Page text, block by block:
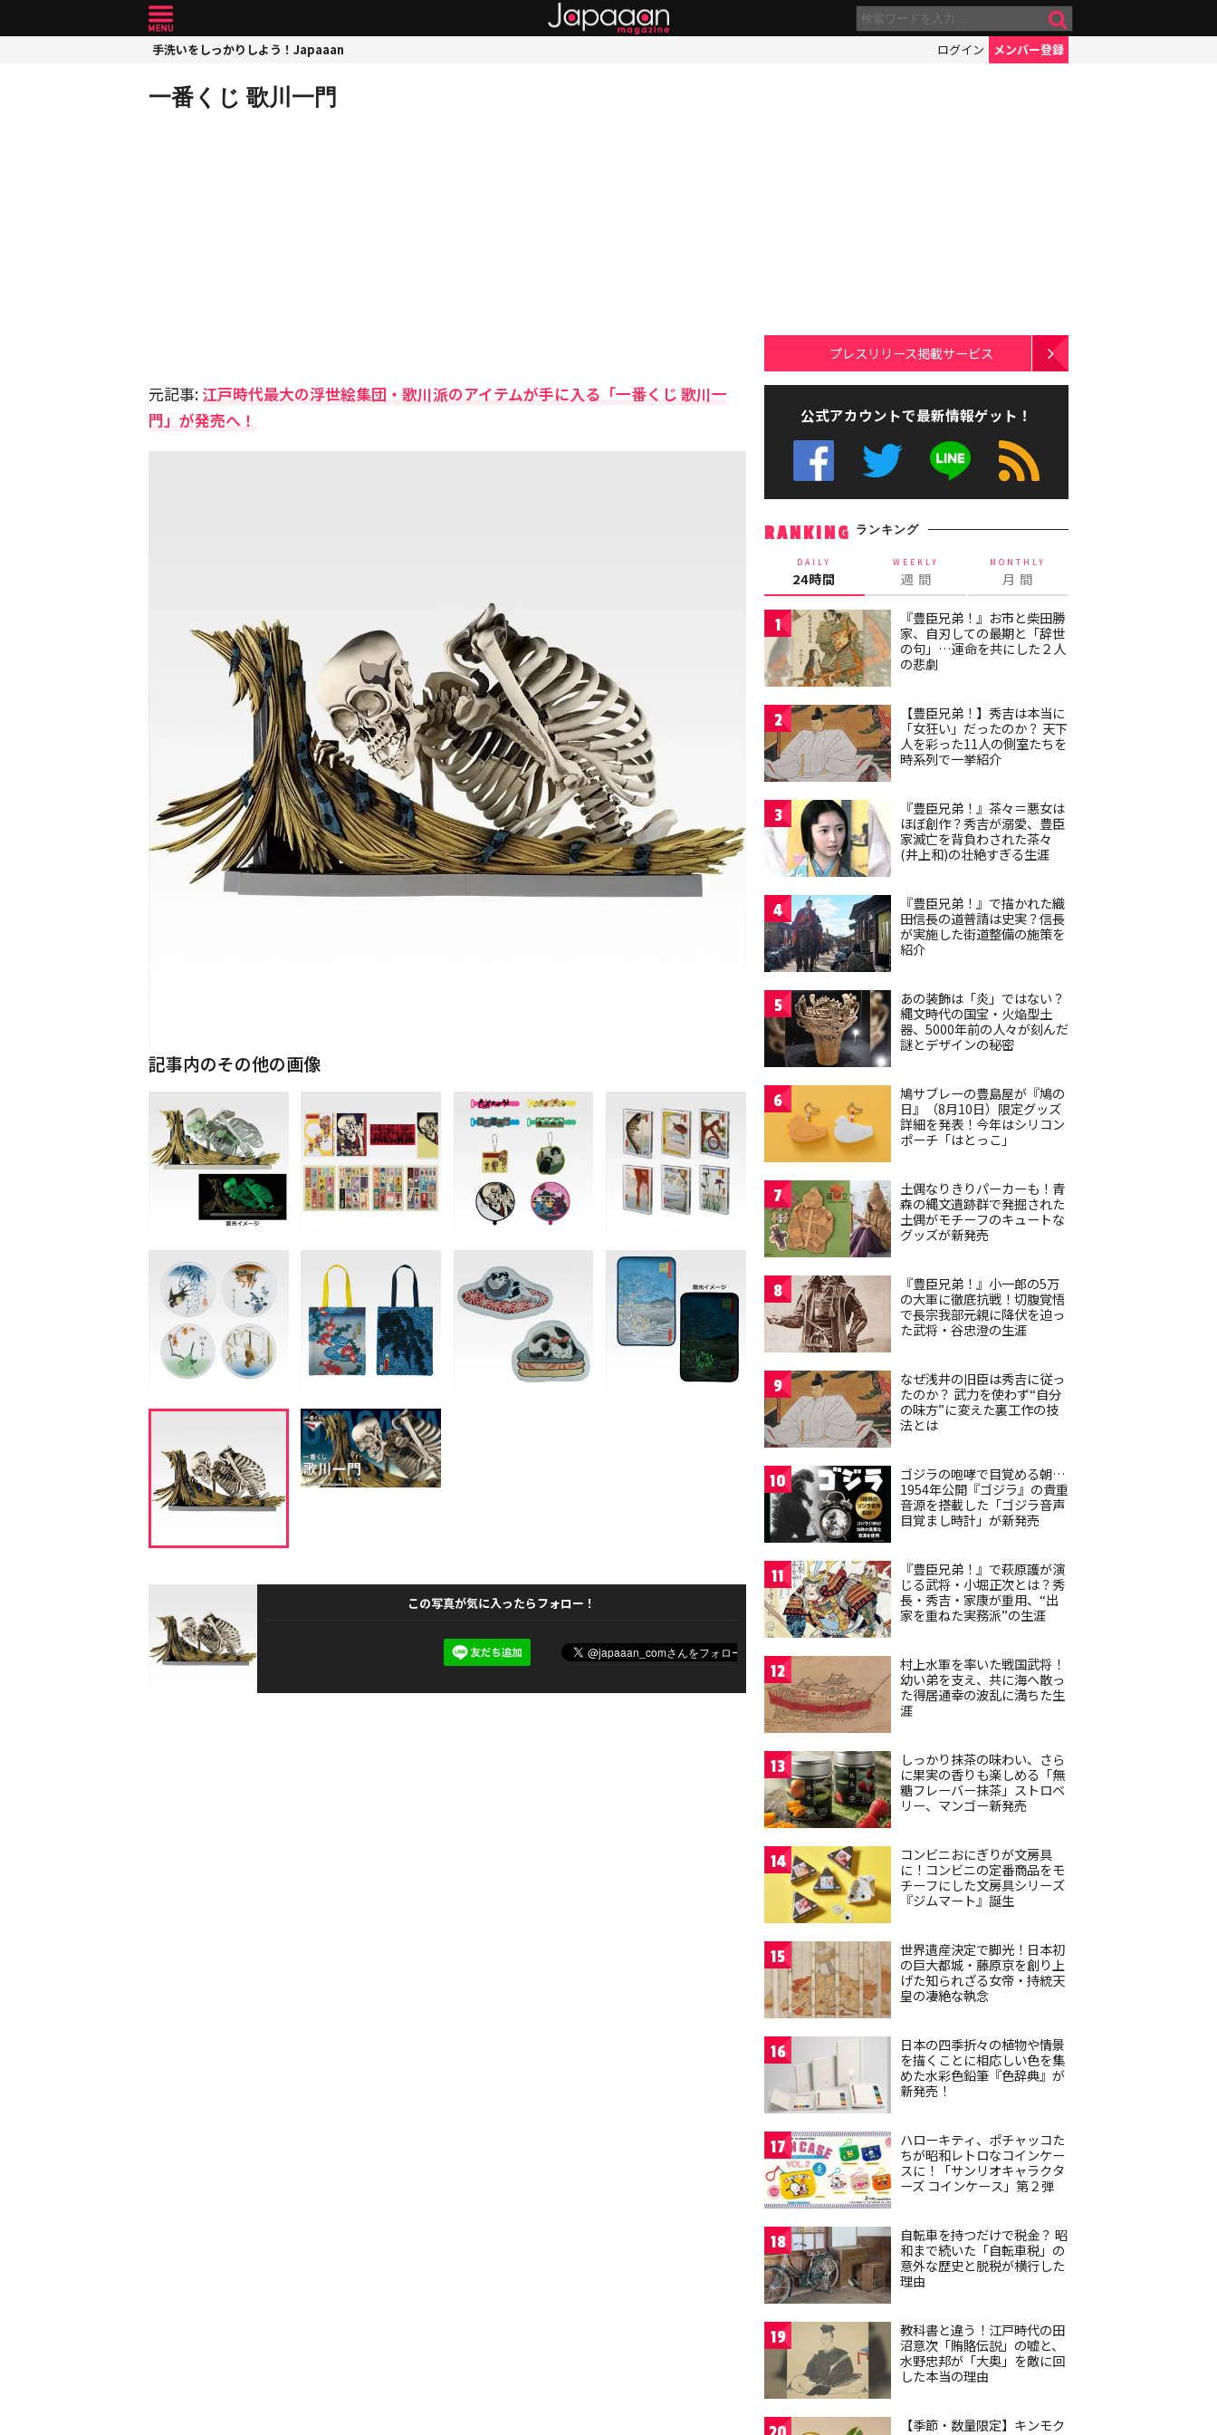
手洗いをしっかりしよう！Japaaan ログイン メンバー登録
一番くじ 歌川一門
元記事: 江戸時代最大の浮世絵集団・歌川派のアイテムが手に入る「一番くじ 歌川一
門」が発売へ！
記事内のその他の画像
この写真が気に入ったらフォロー！
プレスリリース掲載サービス
公式アカウントで最新情報ゲット！
RANKING ランキング
DAILY
24時間
WEEKLY
週 間
MONTHLY
月 間
1
『豊臣兄弟！』お市と柴田勝
家、自刃しての最期と「辞世
の句」…運命を共にした２人
の悲劇
2
【豊臣兄弟！】秀吉は本当に
「女狂い」だったのか？ 天下
人を彩った11人の側室たちを
時系列で一挙紹介
3
『豊臣兄弟！』茶々＝悪女は
ほぼ創作？秀吉が溺愛、豊臣
家滅亡を背負わされた茶々
(井上和)の壮絶すぎる生涯
4
『豊臣兄弟！』で描かれた織
田信長の道普請は史実？信長
が実施した街道整備の施策を
紹介
5
あの装飾は「炎」ではない？
縄文時代の国宝・火焔型土
器、5000年前の人々が刻んだ
謎とデザインの秘密
6
鳩サブレーの豊島屋が『鳩の
日』（8月10日）限定グッズ
詳細を発表！今年はシリコン
ポーチ「はとっこ」
7
土偶なりきりパーカーも！青
森の縄文遺跡群で発掘された
土偶がモチーフのキュートな
グッズが新発売
8
『豊臣兄弟！』小一郎の5万
の大軍に徹底抗戦！切腹覚悟
で長宗我部元親に降伏を迫っ
た武将・谷忠澄の生涯
9
なぜ浅井の旧臣は秀吉に従っ
たのか？ 武力を使わず“自分
の味方”に変えた裏工作の技
法とは
10
ゴジラの咆哮で目覚める朝…
1954年公開『ゴジラ』の貴重
音源を搭載した「ゴジラ音声
目覚まし時計」が新発売
11
『豊臣兄弟！』で萩原護が演
じる武将・小堀正次とは？秀
長・秀吉・家康が重用、“出
家を重ねた実務派”の生涯
12
村上水軍を率いた戦国武将！
幼い弟を支え、共に海へ散っ
た得居通幸の波乱に満ちた生
涯
13
しっかり抹茶の味わい、さら
に果実の香りも楽しめる「無
糖フレーバー抹茶」ストロベ
リー、マンゴー新発売
14
コンビニおにぎりが文房具
に！コンビニの定番商品をモ
チーフにした文房具シリーズ
『ジムマート』誕生
15
世界遺産決定で脚光！日本初
の巨大都城・藤原京を創り上
げた知られざる女帝・持統天
皇の凄絶な執念
16
日本の四季折々の植物や情景
を描くことに相応しい色を集
めた水彩色鉛筆『色辞典』が
新発売！
17
ハローキティ、ポチャッコた
ちが昭和レトロなコインケー
スに！「サンリオキャラクタ
ーズ コインケース」第２弾
18
自転車を持つだけで税金？ 昭
和まで続いた「自転車税」の
意外な歴史と脱税が横行した
理由
19
教科書と違う！江戸時代の田
沼意次「賄賂伝説」の嘘と、
水野忠邦が「大奥」を敵に回
した本当の理由
【季節・数量限定】キンモク